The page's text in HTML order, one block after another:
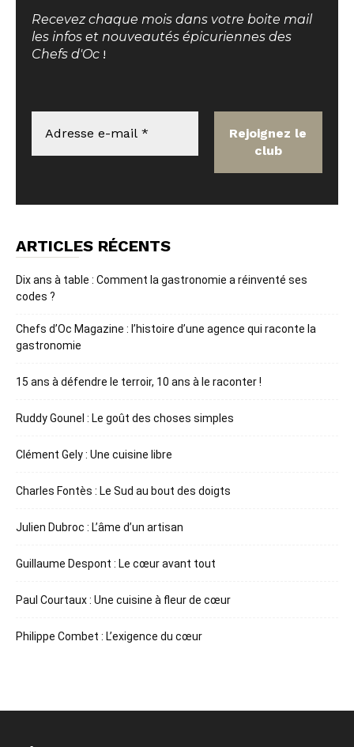
Recevez chaque mois dans votre boite mail
les infos et nouveautés épicuriennes des
Chefs d'Oc !
ARTICLES RÉCENTS
Dix ans à table : Comment la gastronomie a réinventé ses
codes ?
Chefs d’Oc Magazine : l’histoire d’une agence qui raconte la
gastronomie
15 ans à défendre le terroir, 10 ans à le raconter !
Ruddy Gounel : Le goût des choses simples
Clément Gely : Une cuisine libre
Charles Fontès : Le Sud au bout des doigts
Julien Dubroc : L’âme d’un artisan
Guillaume Despont : Le cœur avant tout
Paul Courtaux : Une cuisine à fleur de cœur
Philippe Combet : L’exigence du cœur